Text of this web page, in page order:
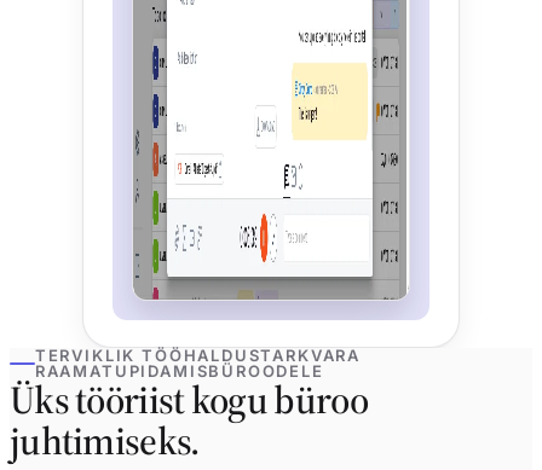
TERVIKLIK TÖÖHALDUSTARKVARA
RAAMATUPIDAMISBÜROODELE
Üks tööriist kogu büroo
juhtimiseks.